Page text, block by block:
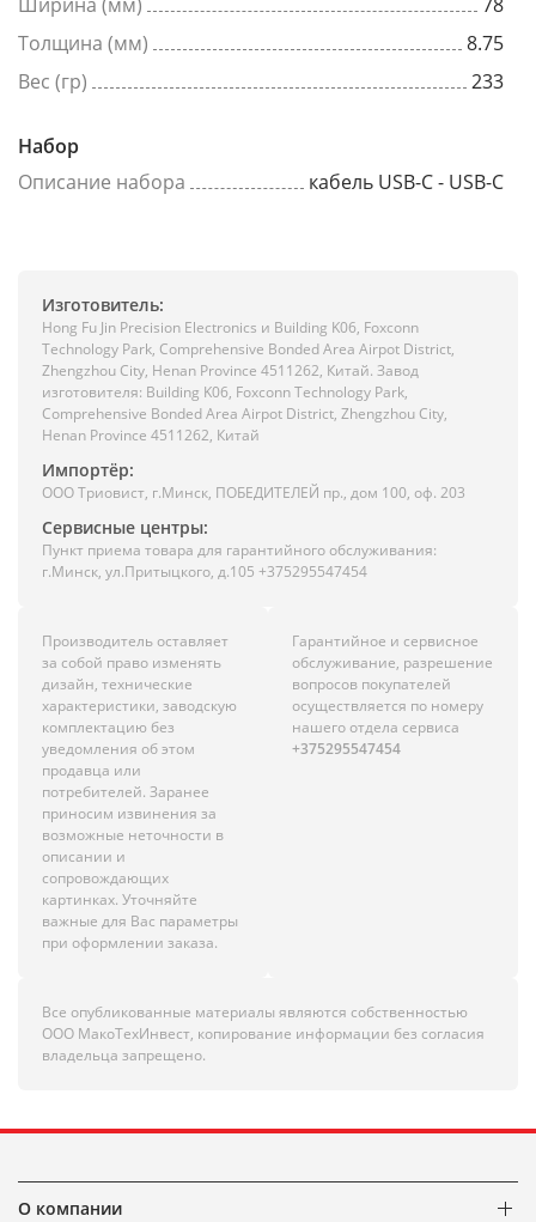
Толщина (мм)
8.75
Вес (гр)
233
Набор
Описание набора
кабель USB-C - USB-C
Изготовитель:
Hong Fu Jin Precision Electronics и Building K06, Foxconn
Technology Park, Comprehensive Bonded Area Airpot District,
Zhengzhou City, Henan Province 4511262, Китай. Завод
изготовителя: Building K06, Foxconn Technology Park,
Comprehensive Bonded Area Airpot District, Zhengzhou City,
Henan Province 4511262, Китай
Импортёр:
ООО Триовист, г.Минск, ПОБЕДИТЕЛЕЙ пр., дом 100, оф. 203
Сервисные центры:
Пункт приема товара для гарантийного обслуживания:
г.Минск, ул.Притыцкого, д.105 +375295547454
Производитель оставляет
за собой право изменять
дизайн, технические
характеристики, заводскую
комплектацию без
уведомления об этом
продавца или
потребителей. Заранее
приносим извинения за
возможные неточности в
описании и
сопровождающих
картинках. Уточняйте
важные для Вас параметры
при оформлении заказа.
Гарантийное и сервисное
обслуживание, разрешение
вопросов покупателей
осуществляется по номеру
нашего отдела сервиса
+375295547454
Все опубликованные материалы являются собственностью
ООО МакоТехИнвест, копирование информации без согласия
владельца запрещено.
О компании